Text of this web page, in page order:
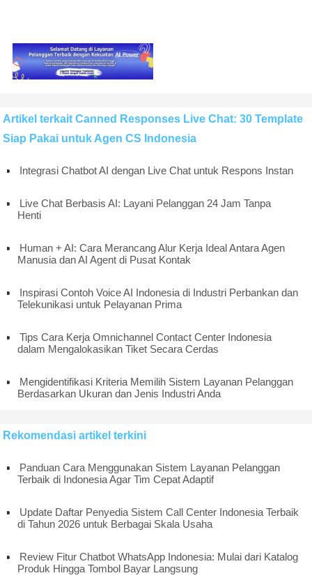
Artikel terkait Canned Responses Live Chat: 30 Template
Siap Pakai untuk Agen CS Indonesia
Integrasi Chatbot AI dengan Live Chat untuk Respons Instan
Live Chat Berbasis AI: Layani Pelanggan 24 Jam Tanpa
Henti
Human + AI: Cara Merancang Alur Kerja Ideal Antara Agen
Manusia dan AI Agent di Pusat Kontak
Inspirasi Contoh Voice AI Indonesia di Industri Perbankan dan
Telekunikasi untuk Pelayanan Prima
Tips Cara Kerja Omnichannel Contact Center Indonesia
dalam Mengalokasikan Tiket Secara Cerdas
Mengidentifikasi Kriteria Memilih Sistem Layanan Pelanggan
Berdasarkan Ukuran dan Jenis Industri Anda
Rekomendasi artikel terkini
Panduan Cara Menggunakan Sistem Layanan Pelanggan
Terbaik di Indonesia Agar Tim Cepat Adaptif
Update Daftar Penyedia Sistem Call Center Indonesia Terbaik
di Tahun 2026 untuk Berbagai Skala Usaha
Review Fitur Chatbot WhatsApp Indonesia: Mulai dari Katalog
Produk Hingga Tombol Bayar Langsung